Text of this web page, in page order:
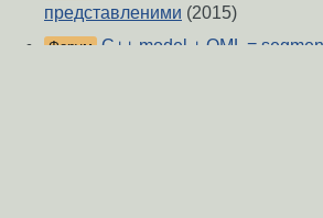
представленими (2015)
Форум C++ model + QML =